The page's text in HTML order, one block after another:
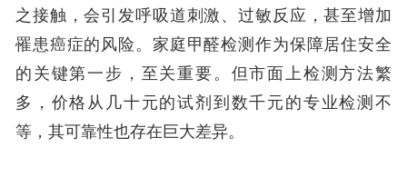
之接触，会引发呼吸道刺激、过敏反应，甚至增加
罹患癌症的风险。家庭甲醛检测作为保障居住安全
的关键第一步，至关重要。但市面上检测方法繁
多，价格从几十元的试剂到数千元的专业检测不
等，其可靠性也存在巨大差异。